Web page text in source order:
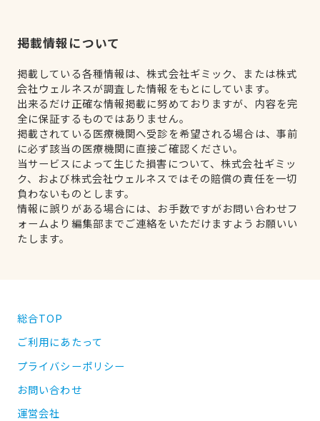
掲載情報について
掲載している各種情報は、株式会社ギミック、または株式
会社ウェルネスが調査した情報をもとにしています。
出来るだけ正確な情報掲載に努めておりますが、内容を完
全に保証するものではありません。
掲載されている医療機関へ受診を希望される場合は、事前
に必ず該当の医療機関に直接ご確認ください。
当サービスによって生じた損害について、株式会社ギミッ
ク、および株式会社ウェルネスではその賠償の責任を一切
負わないものとします。
情報に誤りがある場合には、お手数ですがお問い合わせフ
ォームより編集部までご連絡をいただけますようお願いい
たします。
総合TOP
ご利用にあたって
プライバシーポリシー
お問い合わせ
運営会社